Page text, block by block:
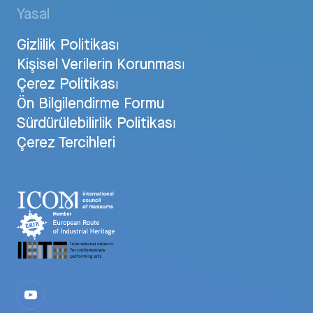
Yasal
Gizlilik Politikası
Kişisel Verilerin Korunması
Çerez Politikası
Ön Bilgilendirme Formu
Sürdürülebilirlik Politikası
Çerez Tercihleri